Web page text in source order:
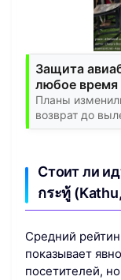
Защита
любое время
Планы
возврат до
Стоит ли
กระทู้
Средний
показывает
посетителей,